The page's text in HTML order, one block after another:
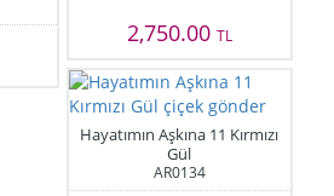
2,750.00 TL
Hayatımın Aşkına 11 Kırmızı
Gül
AR0134